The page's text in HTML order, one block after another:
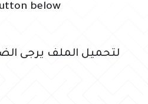
below
لتحميل الملف يرجى